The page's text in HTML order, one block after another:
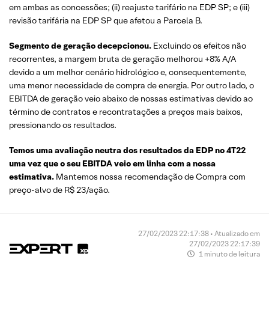
em ambas as concessões; (ii) reajuste tarifário na EDP SP; e (iii)
revisão tarifária na EDP SP que afetou a Parcela B.
Segmento de geração decepcionou. Excluindo os efeitos não
recorrentes, a margem bruta de geração melhorou +8% A/A
devido a um melhor cenário hidrológico e, consequentemente,
uma menor necessidade de compra de energia. Por outro lado, o
EBITDA de geração veio abaixo de nossas estimativas devido ao
término de contratos e recontratações a preços mais baixos,
pressionando os resultados.
Temos uma avaliação neutra dos resultados da EDP no 4T22
uma vez que o seu EBITDA veio em linha com a nossa
estimativa. Mantemos nossa recomendação de Compra com
preço-alvo de R$ 23/ação.
27/02/2023 22:17:38 • Atualizado em
27/02/2023 22:17:39
1 minuto de leitura